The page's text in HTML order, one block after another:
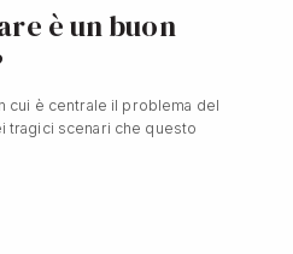
è un buon
cui è centrale il problema del
tragici scenari che questo